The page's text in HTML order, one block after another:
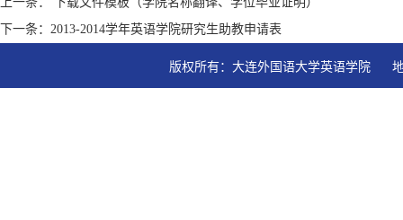
下一条：2013-2014学年英语学院研究生助教申请表
版权所有：大连外国语大学英语学院